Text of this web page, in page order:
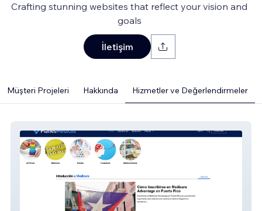
Crafting stunning websites that reflect your vision and
goals
İletişim
Müşteri Projeleri Hakkında Hizmetler ve Değerlendirmeler